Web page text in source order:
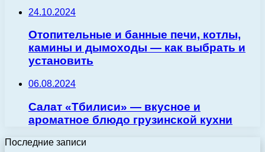
24.10.2024
Отопительные и банные печи, котлы,
камины и дымоходы — как выбрать и
установить
06.08.2024
Салат «Тбилиси» — вкусное и
ароматное блюдо грузинской кухни
Последние записи